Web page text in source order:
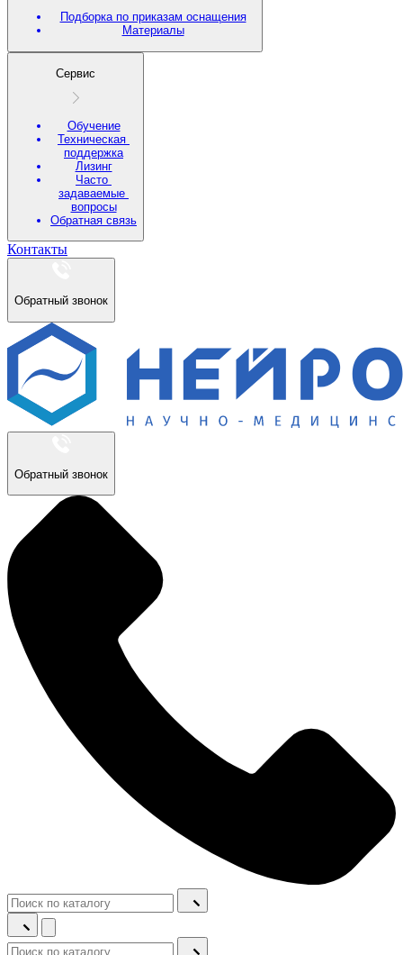
Подборка по приказам оснащения
Материалы
Сервис
Обучение
Техническая
поддержка
Лизинг
Часто
задаваемые
вопросы
Обратная связь
Контакты
Обратный звонок
Обратный звонок